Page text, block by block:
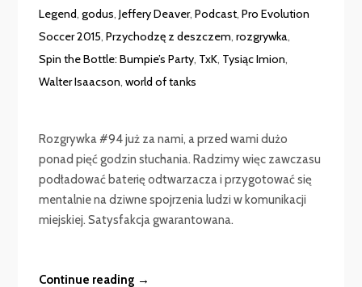
Legend,godus,Jeffery Deaver,Podcast,Pro Evolution
Soccer 2015,Przychodzę z deszczem,rozgrywka,
Spin the Bottle: Bumpie’s Party, TxK, Tysiąc Imion,
Walter Isaacson,world of tanks
Rozgrywka #94 już za nami, a przed wami dużo
ponad pięć godzin słuchania. Radzimy więc zawczasu
podładować baterię odtwarzacza i przygotować się
mentalnie na dziwne spojrzenia ludzi w komunikacji
miejskiej. Satysfakcja gwarantowana.
Continue reading →